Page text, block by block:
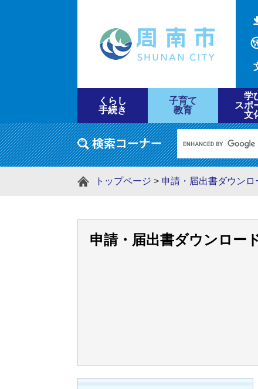
くらし
手続き
子育て
教育
学
スポ
文
トップページ > 申請・届出書ダウンロ
申請・届出書ダウンロー